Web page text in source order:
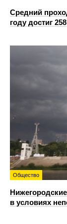
Средний
году достиг 258
Общество
Нижегородские
в условиях